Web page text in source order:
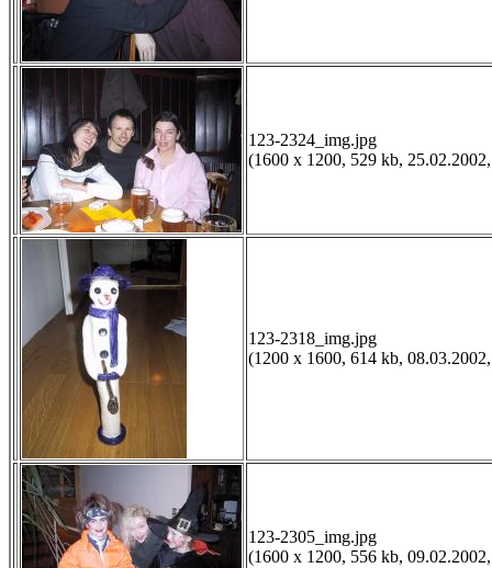
123-2324_img.jpg
(1600 x 1200, 529 kb,
123-2318_img.jpg
(1200 x 1600, 614 kb,
123-2305_img.jpg
(1600 x 1200, 556 kb,